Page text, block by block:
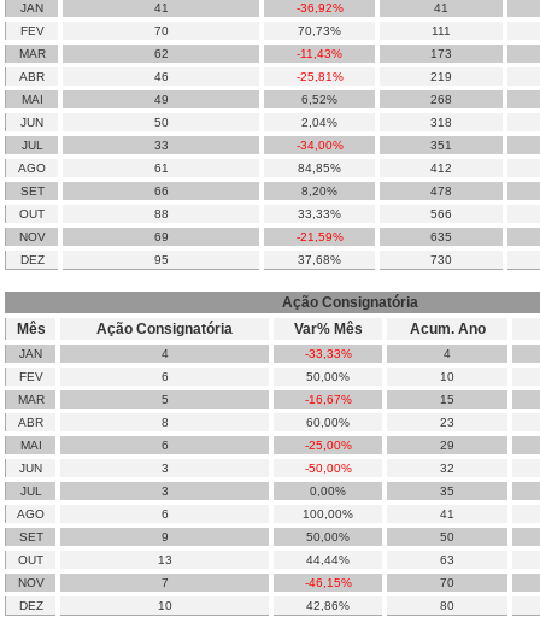
JAN 41 -36,92%
41
FEV
70 70,73%
111
MAR
62 -11,43%
173
ABR
46 -25,81%
219
MAI
49 6,52%
268
JUN
50 2,04%
318
JUL
33 -34,00%
351
AGO
61 84,85%
412
SET
66 8,20%
478
OUT
88 33,33%
566
NOV
69 -21,59%
635
DEZ
95 37,68% 730
Ação Consignatória
Mês
Ação Consignatória Var% Mês Acum. Ano
JAN 4 -33,33%
4
FEV
6 50,00%
10
MAR
5 -16,67%
15
ABR
8 60,00%
23
MAI
6 -25,00%
29
JUN
3 -50,00%
32
JUL
3 0,00%
35
AGO
6 100,00%
41
SET
9 50,00%
50
OUT
13 44,44%
63
NOV
7 -46,15%
70
DEZ
10 42,86% 80